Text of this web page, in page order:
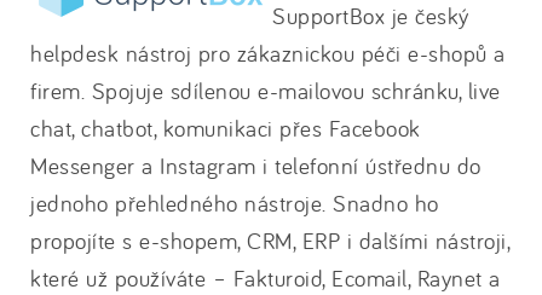
SupportBox je český
helpdesk nástroj pro zákaznickou péči e-shopů a
firem. Spojuje sdílenou e-mailovou schránku, live
chat, chatbot, komunikaci přes Facebook
Messenger a Instagram i telefonní ústřednu do
jednoho přehledného nástroje. Snadno ho
propojíte s e-shopem, CRM, ERP i dalšími nástroji,
které už používáte – Fakturoid, Ecomail, Raynet a